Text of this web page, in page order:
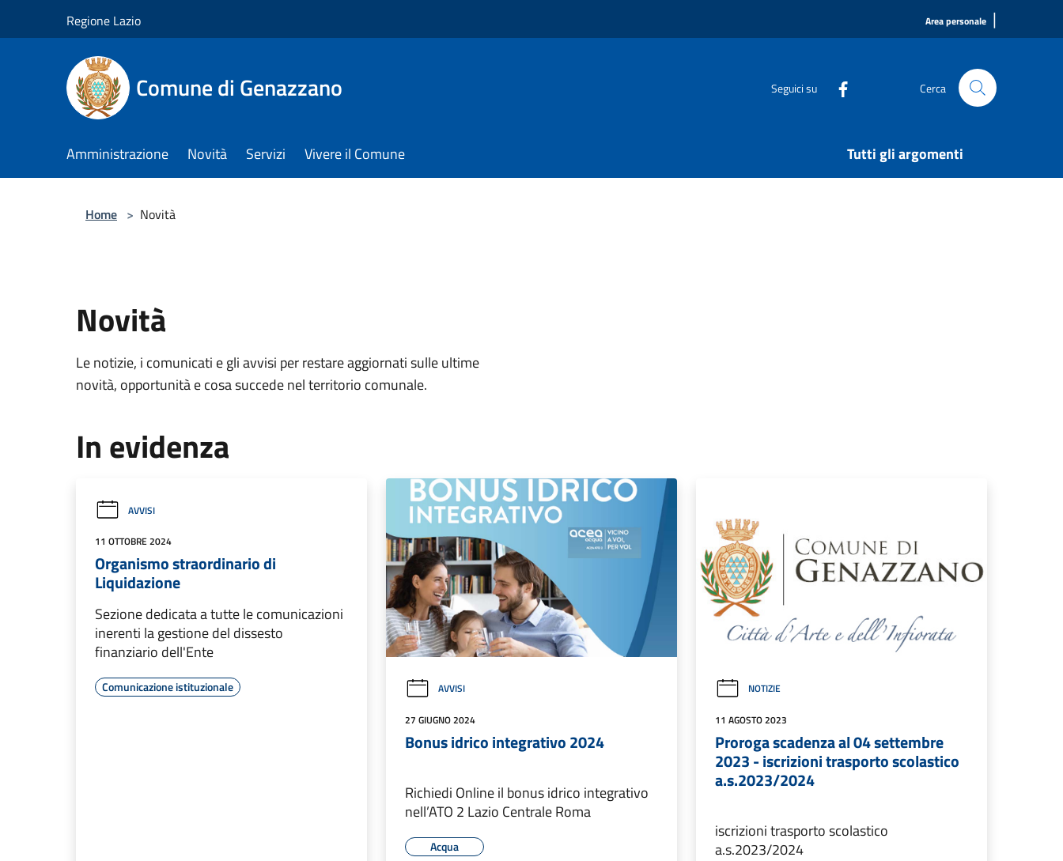
Regione Lazio Area personale |
Comune di Genazzano Seguici su Cerca
Amministrazione Novità Servizi Vivere il Comune Tutti gli argomenti
Home > Novità
Novità
Le notizie, i comunicati e gli avvisi per restare aggiornati sulle ultime
novità, opportunità e cosa succede nel territorio comunale.
In evidenza
AVVISI
11 OTTOBRE 2024
Organismo straordinario di
Liquidazione
Sezione dedicata a tutte le comunicazioni
inerenti la gestione del dissesto
finanziario dell'Ente
Comunicazione istituzionale AVVISI
27 GIUGNO 2024
Bonus idrico integrativo 2024
Richiedi Online il bonus idrico integrativo
nell’ATO 2 Lazio Centrale Roma
Acqua
NOTIZIE
11 AGOSTO 2023
Proroga scadenza al 04 settembre
2023 - iscrizioni trasporto scolastico
a.s.2023/2024
iscrizioni trasporto scolastico
a.s.2023/2024